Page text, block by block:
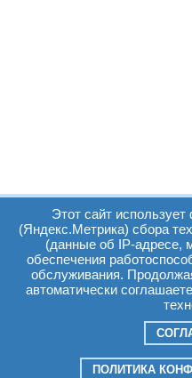
Часы работы:
Суб. Воскр. вых.
Этот сайт
(Яндекс.Метрика) сбора
(данные об IP-адресе,
обеспечения
обслуживания.
автоматически
ПОЛИТИКА